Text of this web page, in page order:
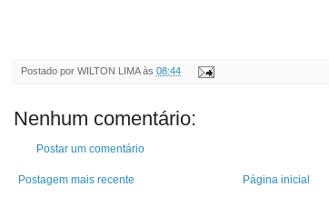
Postado por WILTON LIMA às 08:44
Nenhum comentário:
Postar um comentário
Postagem mais recente
Página inicial